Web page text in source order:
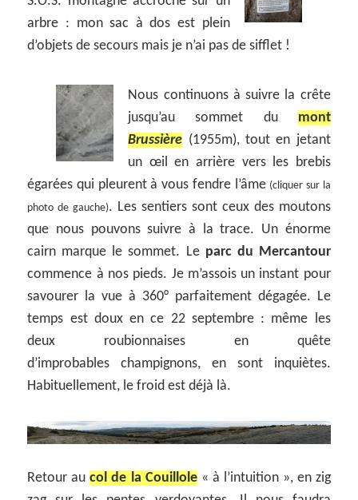
arbre : mon sac à dos est plein
d’objets de secours mais je n’ai pas de sifflet !
Nous continuons à suivre la crête
jusqu’au sommet du mont
Brussière (1955m), tout en jetant
un œil en arrière vers les brebis
égarées qui pleurent à vous fendre l’âme (cliquer sur la
photo de gauche). Les sentiers sont ceux des moutons
que nous pouvons suivre à la trace. Un énorme
cairn marque le sommet. Le parc du Mercantour
commence à nos pieds. Je m’assois un instant pour
savourer la vue à 360° parfaitement dégagée. Le
temps est doux en ce 22 septembre : même les
deux roubionnaises en quête
d’improbables champignons, en sont inquiètes.
Habituellement, le froid est déjà là.
Retour aucol de la Couillole« à l’intuition », en zig